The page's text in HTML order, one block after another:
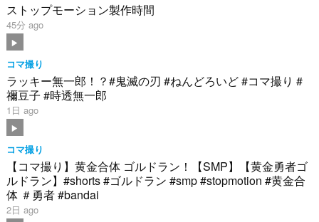
ストップモーション製作時間
45分 ago
コマ撮り
ラッキー無一郎！？#鬼滅の刃 #ねんどろいど #コマ撮り #
禰豆子 #時透無一郎
1日 ago
コマ撮り
【コマ撮り】黄金合体 ゴルドラン！【SMP】【黄金勇者ゴ
ルドラン】#shorts #ゴルドラン #smp #stopmotion #黄金合
体 ＃勇者 #bandai
2日 ago